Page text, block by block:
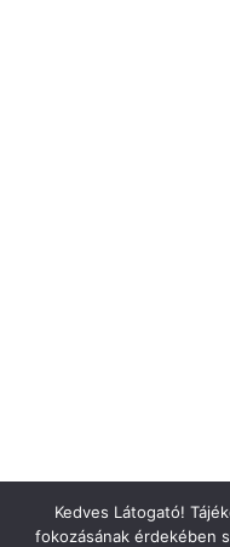
Kedves Látogató!
fokozásának érdekében